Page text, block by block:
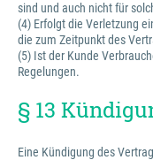
sind und auch nicht für
(4) Erfolgt die Verletzung
die zum Zeitpunkt des
(5) Ist der Kunde
Regelungen.
§ 13
Eine Kündigung des